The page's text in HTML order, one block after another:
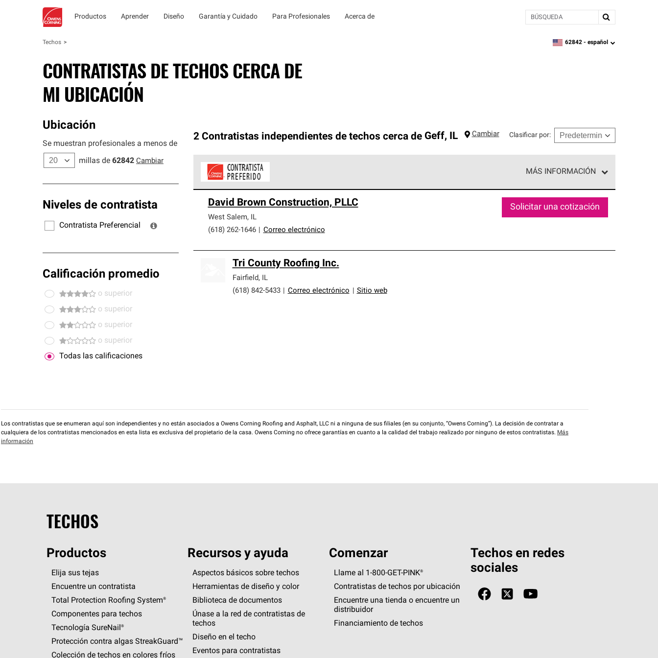
Productos Aprender Diseño Garantía y Cuidado Para Profesionales Acerca de BÚSQUEDA
Techos zipcode,language
62842 - español
CONTRATISTAS DE TECHOS CERCA DE
MI UBICACIÓN
Ubicación
Se muestran profesionales a menos de
millas de 62842 Cambiar
Niveles de contratista
Contratista Preferencial
Calificación promedio
o superior
o superior
o superior
o superior
Todas las calificaciones
2 Contratistas independientes de techos cerca de Geff, IL Cambiar Clasificar por:
MÁS INFORMACIÓN
cumplen con altos estándares y requisitos estrictos de profesionalismo y confiabilidad.
David Brown Construction, PLLC
West Salem, IL
(618) 262-1646
Correo electrónico
Solicitar una cotización
Tri County Roofing Inc.
Fairfield, IL
(618) 842-5433
Correo electrónico Sitio web
Los contratistas que se enumeran aquí son independientes y no están asociados a Owens Corning Roofing and Asphalt, LLC ni a ninguna de sus filiales (en su conjunto, “Owens Corning”). La decisión de contratar a
cualquiera de los contratistas mencionados en esta lista es exclusiva del propietario de la casa. Owens Corning no ofrece garantías en cuanto a la calidad del trabajo realizado por ninguno de estos contratistas. Más
información
TECHOS
Productos
Elija sus tejas
Encuentre un contratista
Total Protection Roofing System®
Componentes para techos
Tecnología SureNail®
Protección contra algas StreakGuard™
Colección de techos en colores fríos
Recursos y ayuda
Aspectos básicos sobre techos
Herramientas de diseño y color
Biblioteca de documentos
Únase a la red de contratistas de
techos
Diseño en el techo
Eventos para contratistas
Comenzar
Llame al 1-800-GET -PINK®
Contratistas de techos por ubicación
Encuentre una tienda o encuentre un
distribuidor
Financiamiento de techos
Techos en redes
sociales